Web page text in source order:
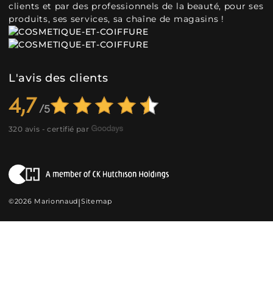
clients et par des professionnels de la beauté, pour ses
produits, ses services, sa chaîne de magasins !
L'avis des clients
4,7
320 avis - certifié par
©2026 Marionnaud|Sitemap